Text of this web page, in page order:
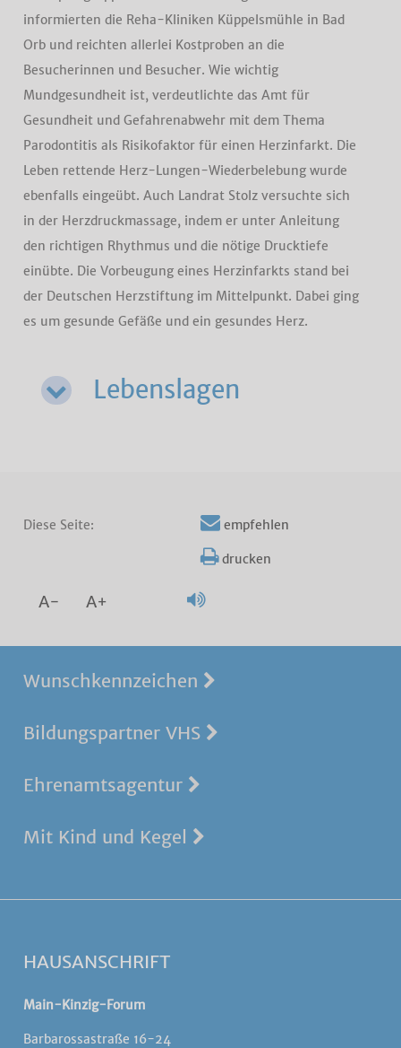
informierten die Reha-Kliniken Küppelsmühle in Bad
Orb und reichten allerlei Kostproben an die
Besucherinnen und Besucher. Wie wichtig
Mundgesundheit ist, verdeutlichte das Amt für
Gesundheit und Gefahrenabwehr mit dem Thema
Parodontitis als Risikofaktor für einen Herzinfarkt. Die
Leben rettende Herz-Lungen-Wiederbelebung wurde
ebenfalls eingeübt. Auch Landrat Stolz versuchte sich
in der Herzdruckmassage, indem er unter Anleitung
den richtigen Rhythmus und die nötige Drucktiefe
einübte. Die Vorbeugung eines Herzinfarkts stand bei
der Deutschen Herzstiftung im Mittelpunkt. Dabei ging
es um gesunde Gefäße und ein gesundes Herz.
Lebenslagen
Diese Seite: empfehlen
drucken
A- A+
Wunschkennzeichen
Bildungspartner VHS
Ehrenamtsagentur
Mit Kind und Kegel
HAUSANSCHRIFT
Main-Kinzig-Forum
Barbarossastraße 16-24